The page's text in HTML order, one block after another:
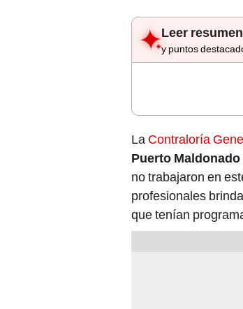
Leer resumen
y puntos
La Contraloría
Puerto Maldonado
no trabajaron en
profesionales
que tenían